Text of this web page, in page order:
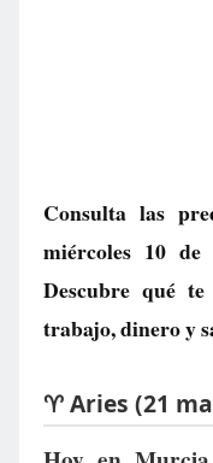
Consulta las
miércoles 10
Descubre qué
trabajo, dinero y
♈ Aries (21